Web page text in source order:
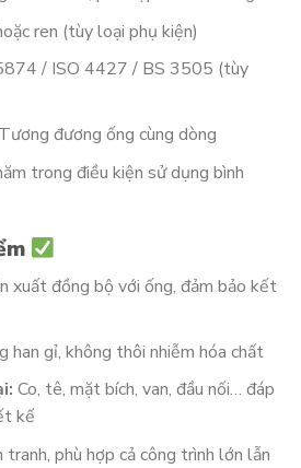
ren (tùy loại phụ kiện)
/ ISO 4427 / BS 3505 (tùy
Tương đương ống cùng dòng
trong điều kiện sử dụng bình
xuất đồng bộ với ống, đảm bảo kết
han gỉ, không thôi nhiễm hóa chất
Co, tê, mặt bích, van, đầu nối… đáp
kế
tranh, phù hợp cả công trình lớn lẫn